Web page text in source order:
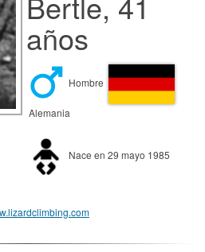
años
Hombre
Alemania
Nace en 29 mayo 1985